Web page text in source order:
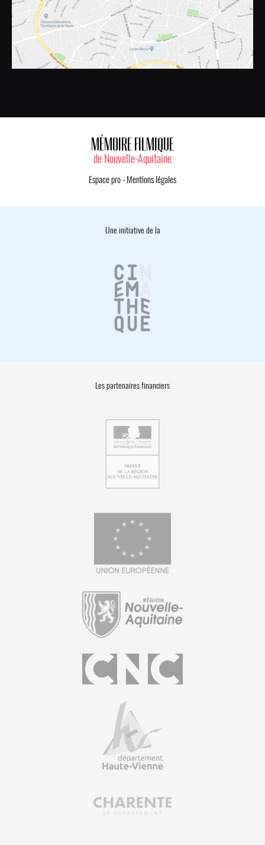
MÉMOIRE FILMIQUE
de Nouvelle-Aquitaine
Espace pro- Mentions légales
Une initiative de la
Les partenaires financiers